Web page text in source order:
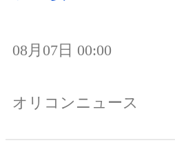
08月07日 00:00
オリコンニュース